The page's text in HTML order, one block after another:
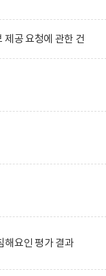
공 요청에 관한 건
해요인 평가 결과